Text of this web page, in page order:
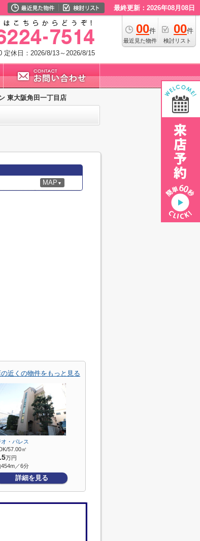
最終更新：2026年08月08日
00件
最近見た物件
00件
検討リスト
定休日：2026/8/13～2026/8/15
東大阪角田一丁目店
MAP ▼
近くの物件をもっと見る
オ・パレス
57.00㎡
万円
454m／6分
詳細を見る